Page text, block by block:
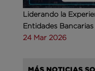
Liderando la
Entidades Bancarias
24 Mar 2026
MÁS NOTICIAS